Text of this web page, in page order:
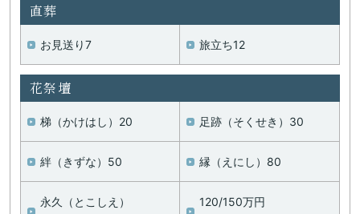
直葬
お見送り7 旅立ち12
花祭壇
梯（かけはし）20 足跡（そくせき）30
絆（きずな）50 縁（えにし）80
永久（とこしえ）
120/150万円